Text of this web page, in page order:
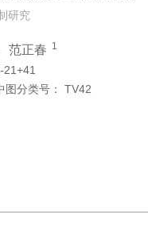
研究
范正春 1
图分类号：
TV42